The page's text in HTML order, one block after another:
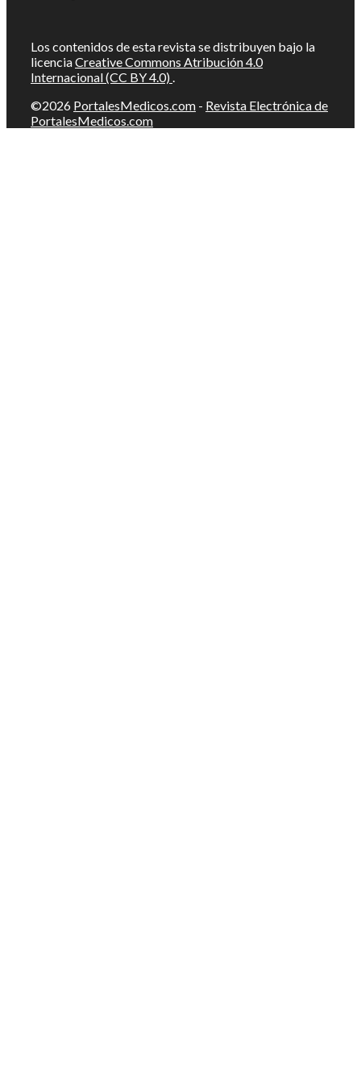
Los contenidos de esta revista se distribuyen bajo la
licenciaCreative Commons Atribución 4.0
Internacional (CC BY 4.0) .
©2026 PortalesMedicos.com - Revista Electrónica de
PortalesMedicos.com